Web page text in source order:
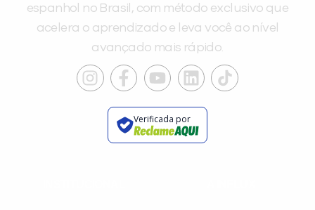
espanhol no Brasil, com método exclusivo que
acelera o aprendizado e leva você ao nível
avançado mais rápido.
Verificada por